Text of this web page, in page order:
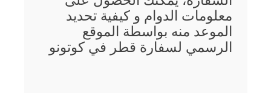
معلومات الدوام و كيفية تحديد
الموعد منه بواسطة الموقع
الرسمي لسفارة قطر في كوتونو